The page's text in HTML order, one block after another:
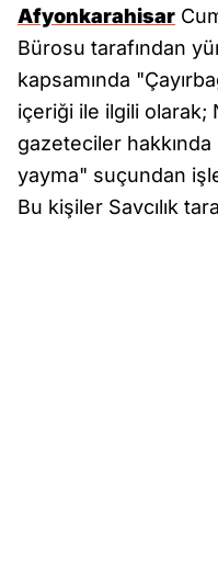
Afyonkarahisar
Bürosu tarafından
kapsamında
içeriği ile ilgili olarak;
gazeteciler hakkında
yayma" suçundan
Bu kişiler Savcılık